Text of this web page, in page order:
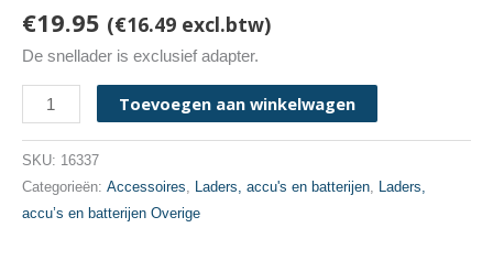
€19.95 (€16.49 excl.btw)
De snellader is exclusief adapter.
HYTERA
CH10A07
Toevoegen aan winkelwagen
SKU: 16337
Categorieën: Accessoires, Laders, accu's en batterijen, Laders,
accu’s en batterijen Overige